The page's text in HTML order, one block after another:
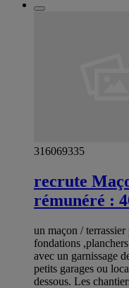
316069335
recrute
rémunéré :
un maçon /
fondations
avec un garnissage
petits garages ou
dessous. Les